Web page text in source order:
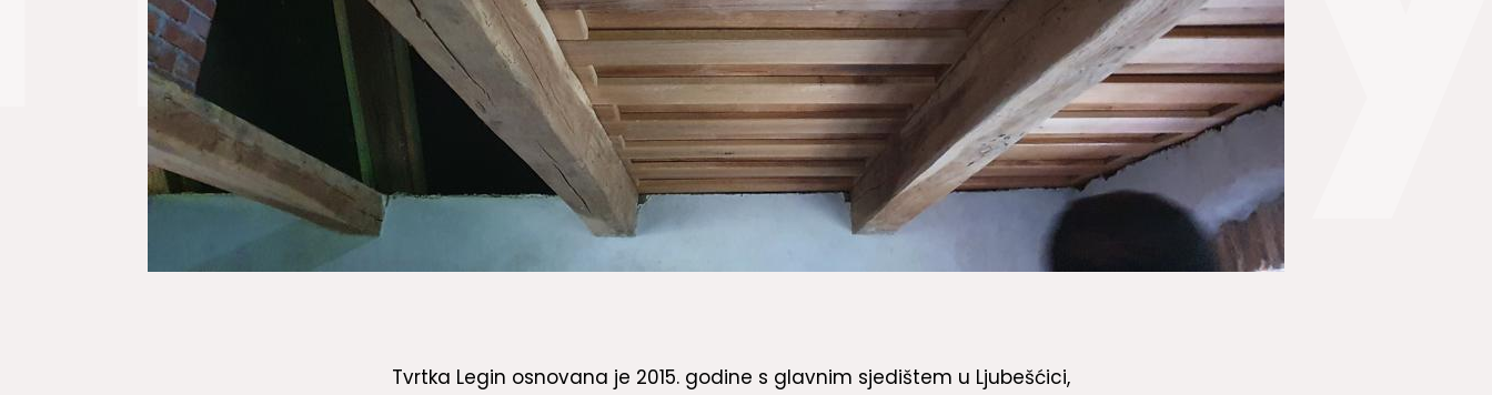
Tvrtka Legin osnovana je 2015. godine s glavnim sjedištem u Ljubešćici,